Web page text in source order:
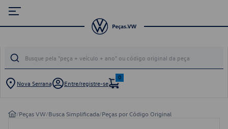
Nova Serrana Entre/registre-se
0
/Peças VW/Busca Simplificada/Peças por Código Original